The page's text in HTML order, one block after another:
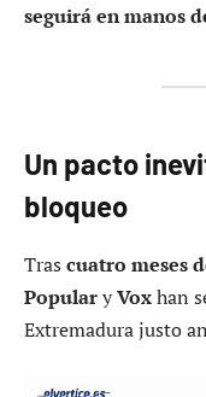
seguirá en manos
Un pacto
bloqueo
Tras cuatro meses
PopularyVoxhan
Extremadura justo